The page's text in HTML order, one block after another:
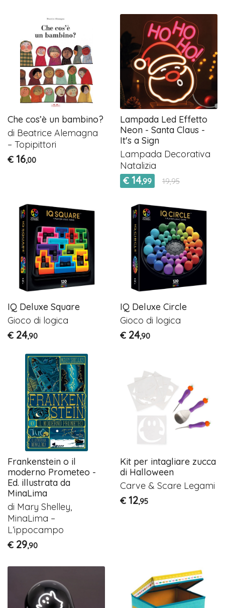
Che cos’è un bambino?
di Beatrice Alemagna
– Topipittori
€ 16,00
Lampada Led Effetto
Neon - Santa Claus -
It's a Sign
Lampada Decorativa
Natalizia
€ 14,99 19,95
IQ Deluxe Square
Gioco di logica
€ 24,90
IQ Deluxe Circle
Gioco di logica
€ 24,90
Frankenstein o il
moderno Prometeo -
Ed. illustrata da
MinaLima
di Mary Shelley,
MinaLima –
L’ippocampo
€ 29,90
Kit per intagliare zucca
di Halloween
Carve & Scare Legami
€ 12,95